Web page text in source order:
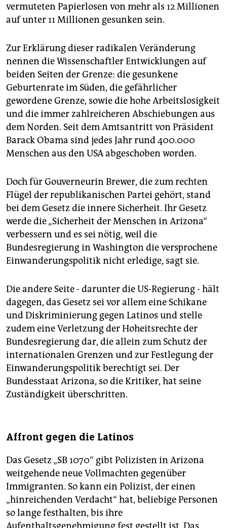
vermuteten Papierlosen von mehr als 12 Millionen
auf unter 11 Millionen gesunken sein.
Zur Erklärung dieser radikalen Veränderung
nennen die Wissenschaftler Entwicklungen auf
beiden Seiten der Grenze: die gesunkene
Geburtenrate im Süden, die gefährlicher
gewordene Grenze, sowie die hohe Arbeitslosigkeit
und die immer zahlreicheren Abschiebungen aus
dem Norden. Seit dem Amtsantritt von Präsident
Barack Obama sind jedes Jahr rund 400.000
Menschen aus den USA abgeschoben worden.
Doch für Gouverneurin Brewer, die zum rechten
Flügel der republikanischen Partei gehört, stand
bei dem Gesetz die innere Sicherheit. Ihr Gesetz
werde die „Sicherheit der Menschen in Arizona“
verbessern und es sei nötig, weil die
Bundesregierung in Washington die versprochene
Einwanderungspolitik nicht erledige, sagt sie.
Die andere Seite - darunter die US-Regierung - hält
dagegen, das Gesetz sei vor allem eine Schikane
und Diskriminierung gegen Latinos und stelle
zudem eine Verletzung der Hoheitsrechte der
Bundesregierung dar, die allein zum Schutz der
internationalen Grenzen und zur Festlegung der
Einwanderungspolitik berechtigt sei. Der
Bundesstaat Arizona, so die Kritiker, hat seine
Zuständigkeit überschritten.
Affront gegen die Latinos
Das Gesetz „SB 1070“ gibt Polizisten in Arizona
weitgehende neue Vollmachten gegenüber
Immigranten. So kann ein Polizist, der einen
„hinreichenden Verdacht“ hat, beliebige Personen
so lange festhalten, bis ihre